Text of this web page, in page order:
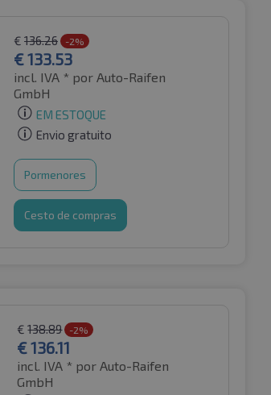
€ 136.26 -2%
€133.53
incl. IVA * por Auto-Raifen
GmbH
EM ESTOQUE
Envio gratuito
Pormenores
Cesto de compras
€ 138.89 -2%
€136.11
incl. IVA * por Auto-Raifen
GmbH